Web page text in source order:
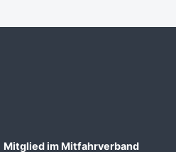
Mitglied im Mitfahrverband